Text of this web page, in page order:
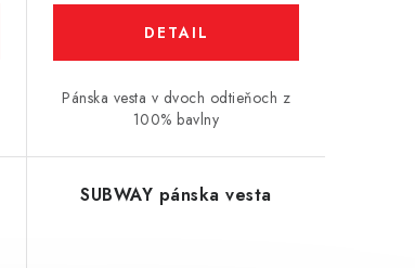
DETAIL
Pánska vesta v dvoch odtieňoch z
100% bavlny
SUBWAY pánska vesta